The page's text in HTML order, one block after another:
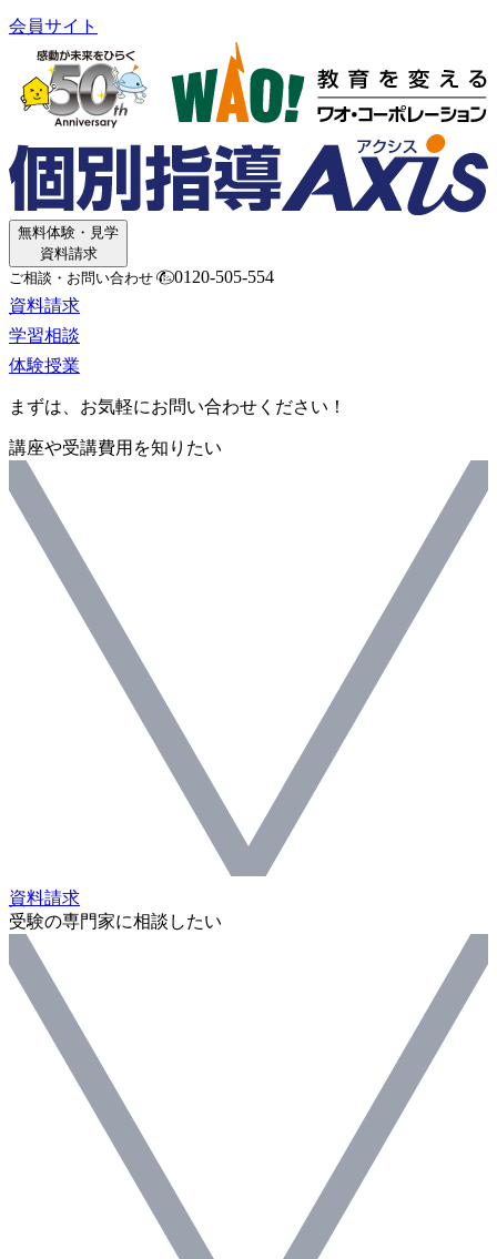
会員サイト
無料体験・見学
資料請求
ご相談・お問い合わせ
0120-505-554
資料請求
学習相談
体験授業
まずは、お気軽にお問い合わせください！
講座や受講費用を知りたい
資料請求
受験の専門家に相談したい